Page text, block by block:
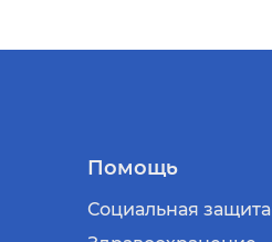
Помощь
Социальная защита